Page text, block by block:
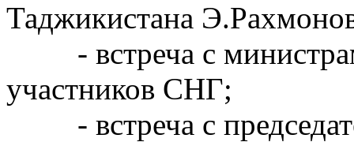
Таджикистана
- встреча с
участников СНГ;
- встреча с